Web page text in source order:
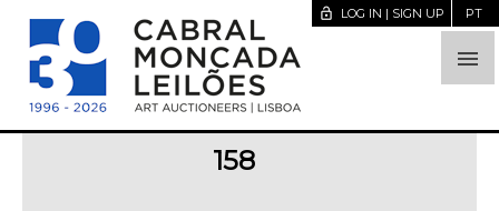

lock_open LOG IN | SIGN UP PT
158